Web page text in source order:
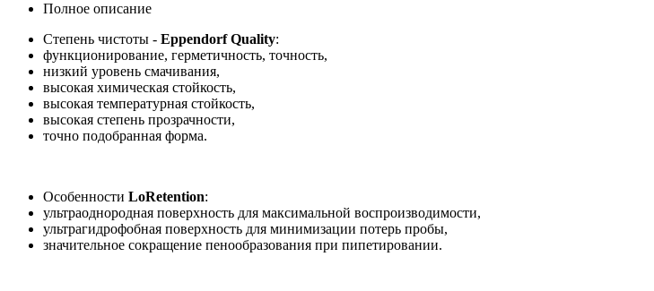
Полное описание
Степень чистоты - Eppendorf Quality:
функционирование, герметичность, точность,
низкий уровень смачивания,
высокая химическая стойкость,
высокая температурная стойкость,
высокая степень прозрачности,
точно подобранная форма.
Особенности LoRetention:
ультраоднородная поверхность для максимальной воспроизводимости,
ультрагидрофобная поверхность для минимизации потерь пробы,
значительное сокращение пенообразования при пипетировании.